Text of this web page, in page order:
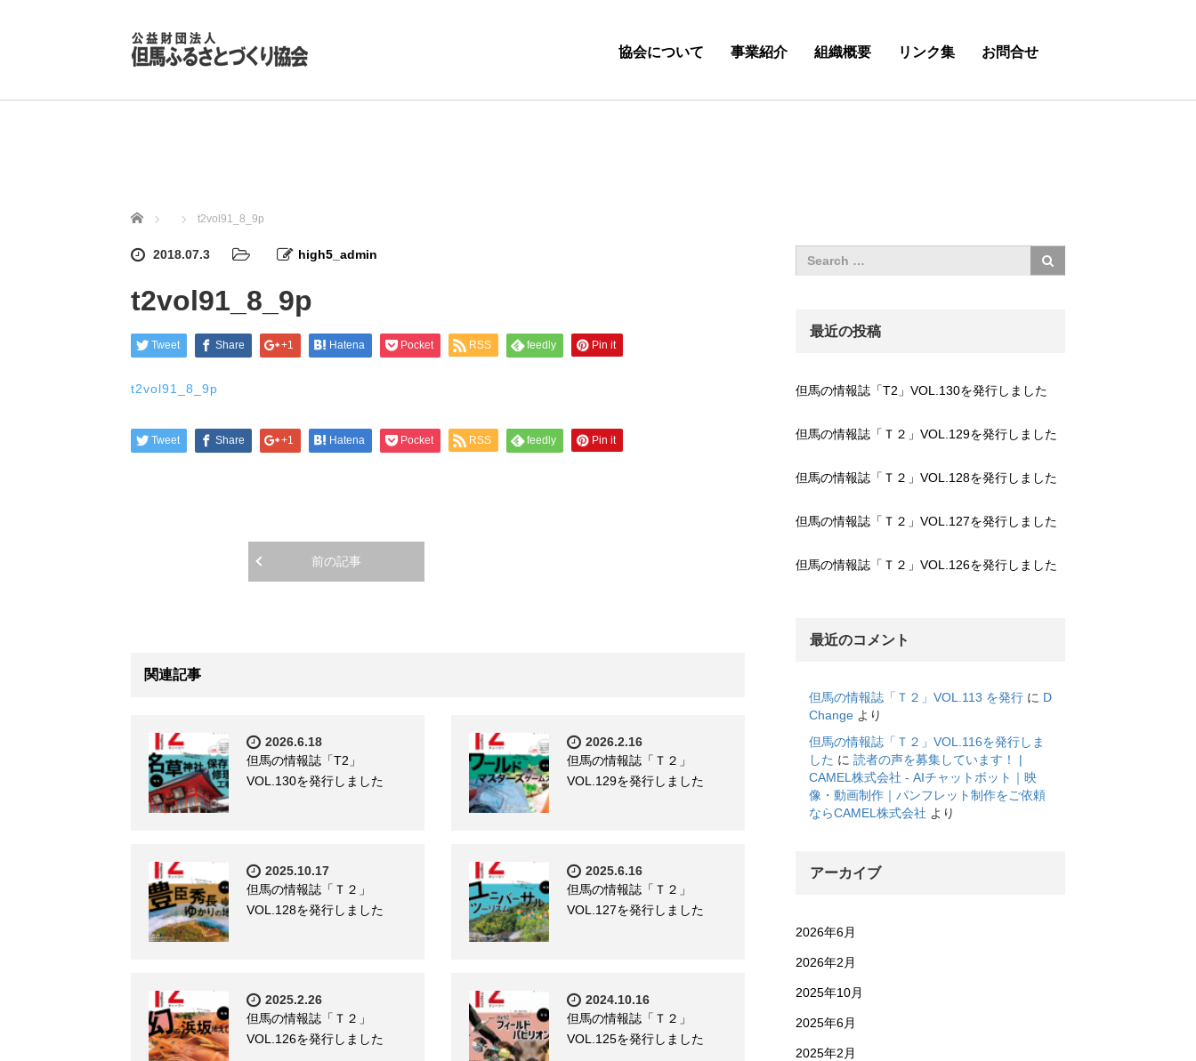
協会について 事業紹介 組織概要 リンク集 お問合せ
ホーム t2vol91_8_9p
2018.07.3 high5_admin
t2vol91_8_9p
Tweet Share +1 Hatena Pocket RSS feedly Pin it
t2vol91_8_9p
Tweet Share +1 Hatena Pocket RSS feedly Pin it
前の記事
関連記事
2026.6.18
但馬の情報誌「T2」
VOL.130を発行しました
2026.2.16
但馬の情報誌「Ｔ２」
VOL.129を発行しました
2025.10.17
但馬の情報誌「Ｔ２」
VOL.128を発行しました
2025.6.16
但馬の情報誌「Ｔ２」
VOL.127を発行しました
2025.2.26
但馬の情報誌「Ｔ２」
VOL.126を発行しました
2024.10.16
但馬の情報誌「Ｔ２」
VOL.125を発行しました
最近の投稿
但馬の情報誌「T2」VOL.130を発行しました
但馬の情報誌「Ｔ２」VOL.129を発行しました
但馬の情報誌「Ｔ２」VOL.128を発行しました
但馬の情報誌「Ｔ２」VOL.127を発行しました
但馬の情報誌「Ｔ２」VOL.126を発行しました
最近のコメント
但馬の情報誌「Ｔ２」VOL.113 を発行 に D
Change より
但馬の情報誌「Ｔ２」VOL.116を発行しま
した に 読者の声を募集しています！ |
CAMEL株式会社 - AIチャットボット｜映
像・動画制作｜パンフレット制作をご依頼
ならCAMEL株式会社 より
アーカイブ
2026年6月
2026年2月
2025年10月
2025年6月
2025年2月